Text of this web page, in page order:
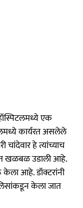
एक
कार्यरत असलेले
चांदेवार हे त्यांच्याच
खळबळ उडाली आहे.
आहे. डॉक्टरांनी
केला जात